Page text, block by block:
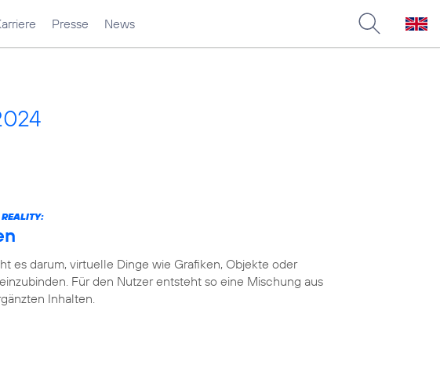
Presse News
es darum, virtuelle Dinge wie Grafiken, Objekte oder
Für den Nutzer entsteht so eine Mischung aus
Inhalten.